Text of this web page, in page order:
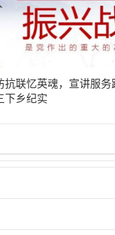
抗联忆英魂，宣讲服
下乡纪实